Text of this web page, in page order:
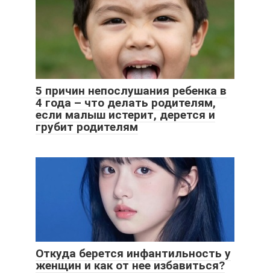
5 причин непослушания ребенка в
4 года – что делать родителям,
если малыш истерит, дерется и
грубит родителям
Откуда берется инфантильность у
женщин и как от нее избавиться?